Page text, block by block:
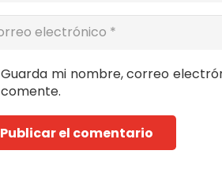
Guarda mi nombre, correo
comente.
Publicar el comentario